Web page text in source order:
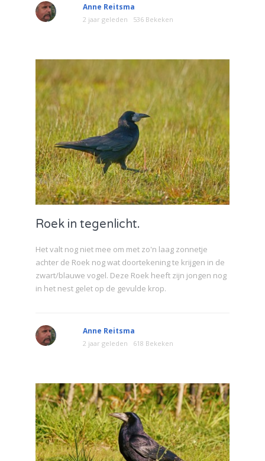
Anne Reitsma
2 jaar geleden 536 Bekeken
Roek in tegenlicht.
Het valt nog niet mee om met zo'n laag zonnetje
achter de Roek nog wat doortekening te krijgen in de
zwart/blauwe vogel. Deze Roek heeft zijn jongen nog
in het nest gelet op de gevulde krop.
Anne Reitsma
2 jaar geleden 618 Bekeken